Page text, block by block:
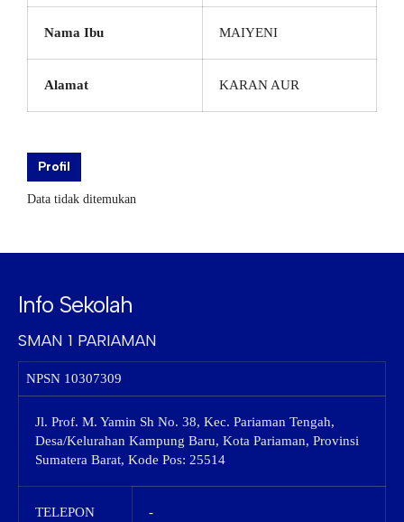
Nama Ibu MAIYENI
Alamat KARAN AUR
Profil
Data tidak ditemukan
Info Sekolah
SMAN 1 PARIAMAN
NPSN 10307309
Jl. Prof. M. Yamin Sh No. 38, Kec. Pariaman Tengah,
Desa/Kelurahan Kampung Baru, Kota Pariaman, Provinsi
Sumatera Barat, Kode Pos: 25514
TELEPON -